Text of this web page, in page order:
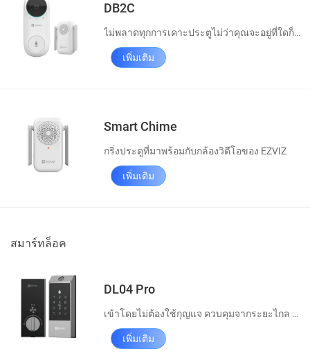
DB2C
ไม่พลาดทุกการเคาะประตูไม่ว่าคุณจะอยู่ที่ใดก็ตาม
เพิ่มเติม
Smart Chime
กริ่งประตูที่มาพร้อมกับกล้องวิดีโอของ EZVIZ
เพิ่มเติม
สมาร์ทล็อค
DL04 Pro
เข้าโดยไม่ต้องใช้กุญแจ ควบคุมจากระยะไกล ปลอดภัยง่ายดาย
เพิ่มเติม